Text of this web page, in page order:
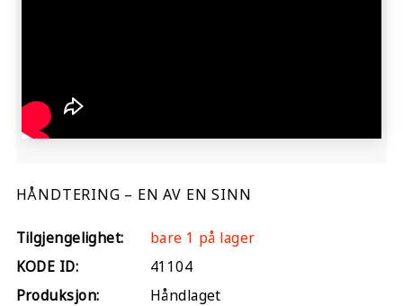
HÅNDTERING – EN AV EN SINN
Tilgjengelighet:
bare 1 på lager
KODE ID:
41104
Produksjon:
Håndlaget